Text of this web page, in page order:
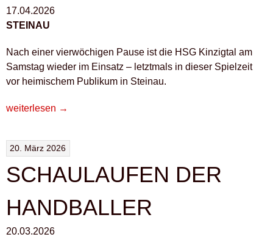
17.04.2026
STEINAU
Nach einer vierwöchigen Pause ist die HSG Kinzigtal am
Samstag wieder im Einsatz – letztmals in dieser Spielzeit
vor heimischem Publikum in Steinau.
„WAS
DEN
HSG-
FRAUEN?“
weiterlesen →
20. März 2026
SCHAULAUFEN DER
HANDBALLER
20.03.2026